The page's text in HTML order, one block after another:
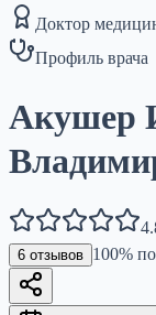
Доктор
Профиль врача
Акушер
6 отзывов 100%